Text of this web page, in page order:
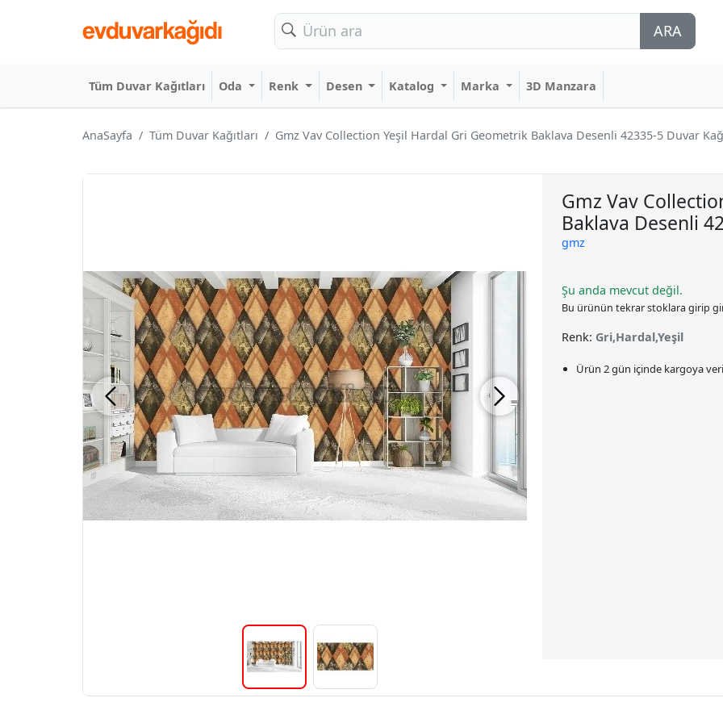
ARA
Tüm Duvar Kağıtları Oda Renk Desen Katalog Marka 3D Manzara
AnaSayfa Tüm Duvar Kağıtları
Gmz Vav Collection Yeşil Hardal Gri Geometrik Baklava Desenli 42335-5 Duvar
Gmz Vav
Baklava Desenli
gmz
Şu anda mevcut değil.
Bu ürünün tekrar stoklara girip
Renk: Gri,Hardal,Yeşil
Ürün 2 gün içinde kargoya